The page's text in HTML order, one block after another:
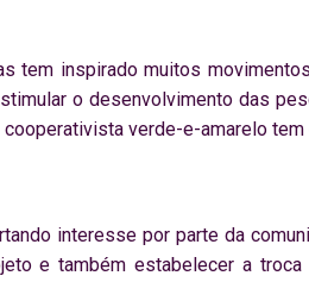
tem inspirado muitos
o desenvolvimento das
verde-e-amarelo tem
interesse por parte da
e também estabelecer a